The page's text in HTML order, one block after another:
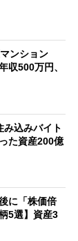
ンション
収500万円、
み込みバイト
た資産200億
に「株価倍
5選】資産3